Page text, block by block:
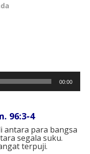
00:00
96:3-4
antara para bangsa
segala suku.
terpuji.